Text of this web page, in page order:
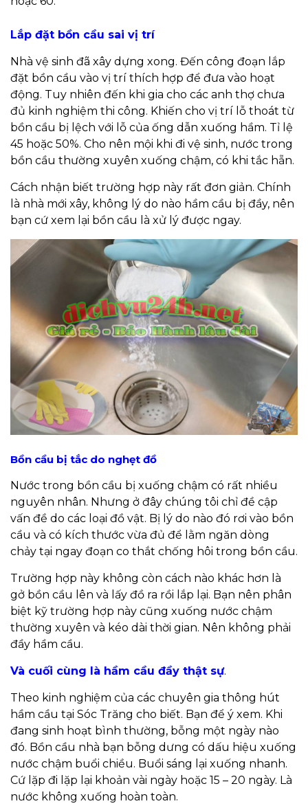
Lắp đặt bồn cầu sai vị trí
Nhà vệ sinh đã xây dựng xong. Đến công đoạn lắp
đặt bồn cầu vào vị trí thích hợp để đưa vào hoạt
động. Tuy nhiên đến khi gia cho các anh thợ chưa
đủ kinh nghiệm thi công. Khiến cho vị trí lỗ thoát từ
bồn cầu bị lệch với lỗ của ống dẫn xuống hầm. Tỉ lệ
45 hoặc 50%. Cho nên mội khi đi vệ sinh, nước trong
bồn cầu thường xuyên xuống chậm, có khi tắc hẵn.
Cách nhận biết trường hợp này rất đơn giản. Chính
là nhà mới xây, không lý do nào hầm cầu bị đầy, nên
bạn cứ xem lại bồn cầu là xử lý được ngay.
Bồn cầu bị tắc do nghẹt đồ
Nước trong bồn cầu bị xuống chậm có rất nhiều
nguyên nhân. Nhưng ở đây chúng tôi chỉ đề cập
vấn đề do các loại đồ vật. Bị lý do nào đó rơi vào bồn
cầu và có kích thước vừa đủ để lằm ngăn dòng
chảy tại ngay đoạn co thắt chống hôi trong bồn cầu.
Trường hợp này không còn cách nào khác hơn là
gở bồn cầu lên và lấy đồ ra rồi lắp lại. Bạn nên phân
biệt kỹ trường hợp này cũng xuống nước chậm
thường xuyên và kéo dài thời gian. Nên không phải
đầy hầm cầu.
Và cuối cùng là hầm cầu đầy thật sự.
Theo kinh nghiệm của các chuyên gia thông hút
hầm cầu tại Sóc Trăng cho biết. Bạn để ý xem. Khi
đang sinh hoạt bình thường, bỗng một ngày nào
đó. Bồn cầu nhà bạn bỗng dưng có dấu hiệu xuống
nước chậm buổi chiều. Buổi sáng lại xuống nhanh.
Cứ lặp đi lặp lại khoản vài ngày hoặc 15 – 20 ngày. Là
nước không xuống hoàn toàn.